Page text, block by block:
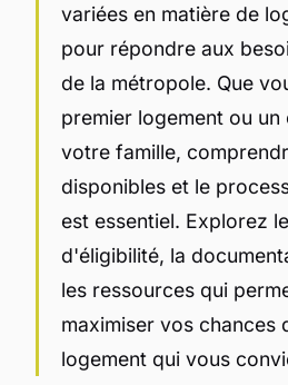
variées en matière de
pour répondre aux
de la métropole. Que
premier logement ou un
votre famille,
disponibles et le
est essentiel. Explorez
d'éligibilité, la
les ressources qui
maximiser vos chances
logement qui vous